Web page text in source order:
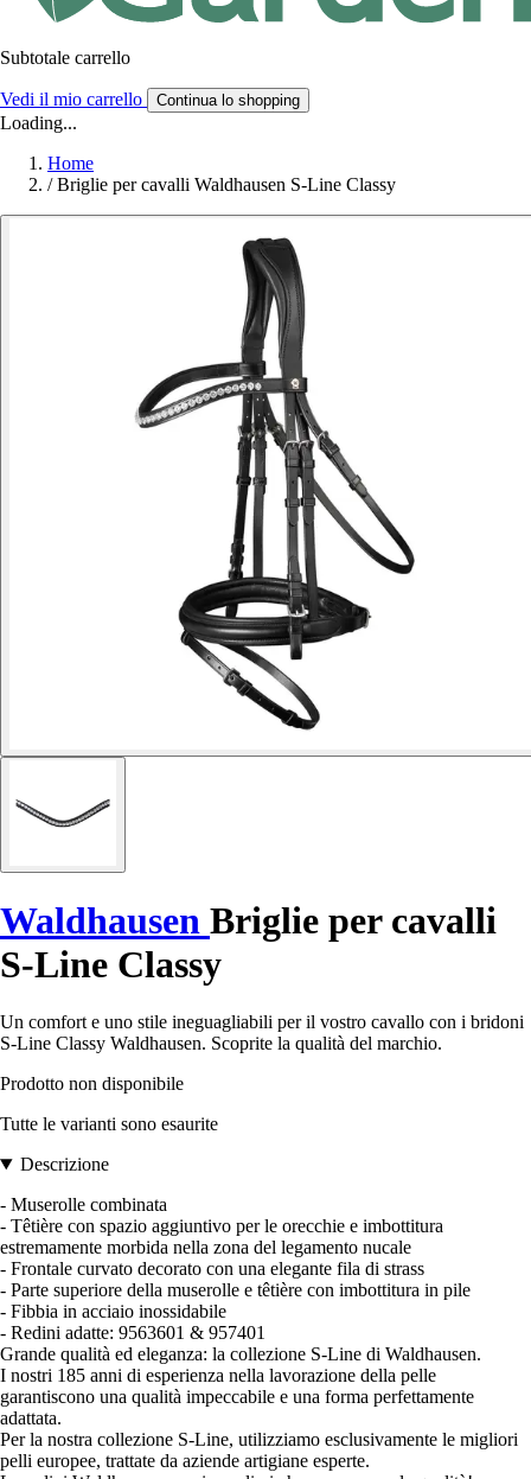
Subtotale carrello
Vedi il mio carrello Continua lo shopping
Loading...
Home
/ Briglie per cavalli Waldhausen S-Line Classy
Waldhausen Briglie per cavalli
S-Line Classy
Un comfort e uno stile ineguagliabili per il vostro cavallo con i bridoni
S-Line Classy Waldhausen. Scoprite la qualità del marchio.
Prodotto non disponibile
Tutte le varianti sono esaurite
Descrizione
- Muserolle combinata
- Têtière con spazio aggiuntivo per le orecchie e imbottitura
estremamente morbida nella zona del legamento nucale
- Frontale curvato decorato con una elegante fila di strass
- Parte superiore della muserolle e têtière con imbottitura in pile
- Fibbia in acciaio inossidabile
- Redini adatte: 9563601 & 957401
Grande qualità ed eleganza: la collezione S-Line di Waldhausen.
I nostri 185 anni di esperienza nella lavorazione della pelle
garantiscono una qualità impeccabile e una forma perfettamente
adattata.
Per la nostra collezione S-Line, utilizziamo esclusivamente le migliori
pelli europee, trattate da aziende artigiane esperte.